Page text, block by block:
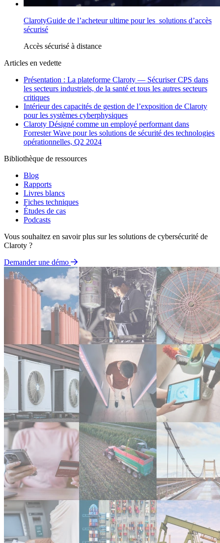
ClarotyGuide de l’acheteur ultime pour les solutions d’accès
sécurisé
Accès sécurisé à distance
Articles en vedette
Présentation : La plateforme Claroty — Sécuriser CPS dans
les secteurs industriels, de la santé et tous les autres secteurs
critiques
Intérieur des capacités de gestion de l’exposition de Claroty
pour les systèmes cyberphysiques
Claroty Désigné comme un employé performant dans
Forrester Wave pour les solutions de sécurité des technologies
opérationnelles, Q2 2024
Bibliothèque de ressources
Blog
Rapports
Livres blancs
Fiches techniques
Études de cas
Podcasts
Vous souhaitez en savoir plus sur les solutions de cybersécurité de
Claroty ?
Demander une démo